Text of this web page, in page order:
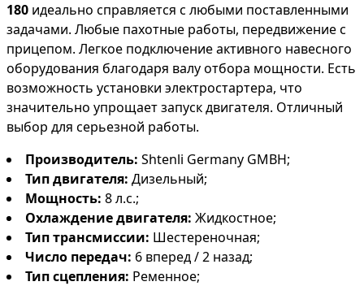
180 идеально справляется с любыми поставленными
задачами. Любые пахотные работы, передвижение с
прицепом. Легкое подключение активного навесного
оборудования благодаря валу отбора мощности. Есть
возможность установки электростартера, что
значительно упрощает запуск двигателя. Отличный
выбор для серьезной работы.
Производитель: Shtenli Germany GMBH;
Тип двигателя: Дизельный;
Мощность: 8 л.с.;
Охлаждение двигателя: Жидкостное;
Тип трансмиссии: Шестереночная;
Число передач: 6 вперед / 2 назад;
Тип сцепления: Ременное;